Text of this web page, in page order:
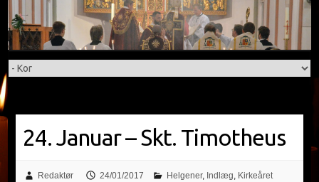
24. Januar – Skt. Timotheus
Redaktør 24/01/2017 Helgener, Indlæg, Kirkeåret